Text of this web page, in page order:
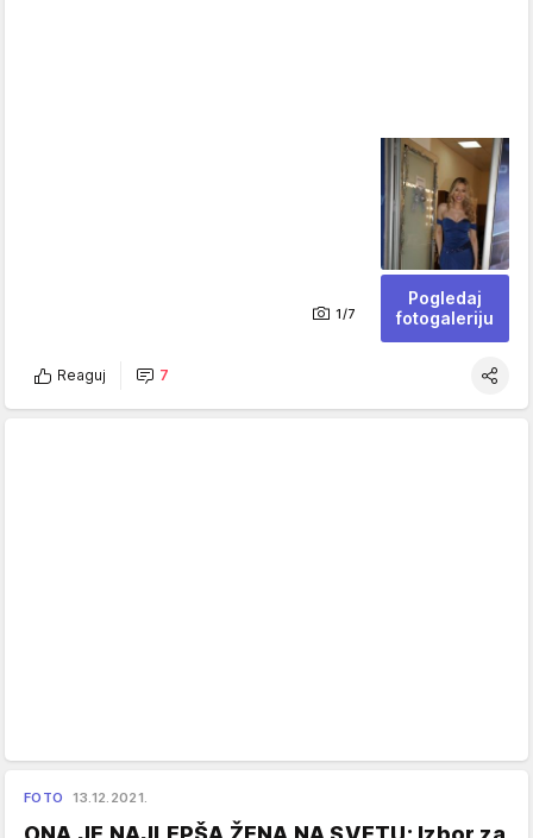
1/7
Pogledaj
fotogaleriju
Reaguj 7
FOTO 13.12.2021.